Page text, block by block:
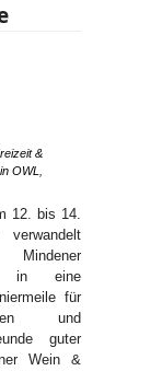
&
OWL
12. bis 14.
in eine
für
und
guter
Wein &